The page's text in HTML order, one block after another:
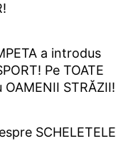
a introdus
Pe TOATE
STRĂZII!
SCHELETELE